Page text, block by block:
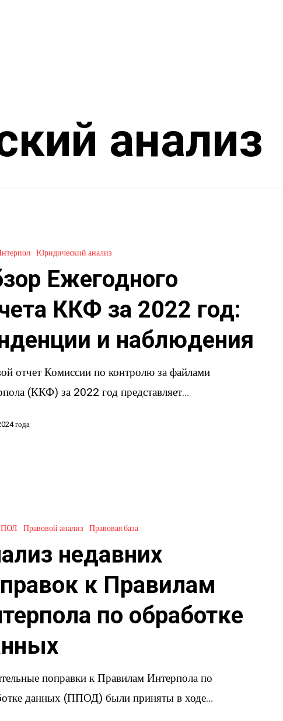
анализ
Юридический анализ
Ежегодного
ККФ за 2022 год:
и наблюдения
отчет Комиссии по контролю за файлами
(ККФ) за 2022 год представляет…
года
Правовой анализ Правовая база
недавних
к Правилам
по обработке
поправки к Правилам Интерпола по
данных (ППОД) были приняты в ходе…